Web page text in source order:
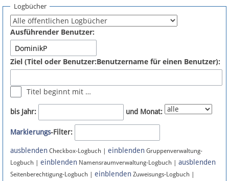
Fördermitglied werden
Fehler melden
Newsletter
Bluesky
Facebook
Instagram
Logbücher
Ausführender Benutzer:
Ziel (Titel oder Benutzer:Benutzername für einen Benutzer):
Titel beginnt mit …
bis Jahr: und Monat:
Markierungs-Filter:
ausblenden Checkbox-Logbuch | einblenden Gruppenverwaltung-
Logbuch | einblenden Namensraumverwaltung-Logbuch | ausblenden
Seitenberechtigung-Logbuch | einblenden Zuweisungs-Logbuch |